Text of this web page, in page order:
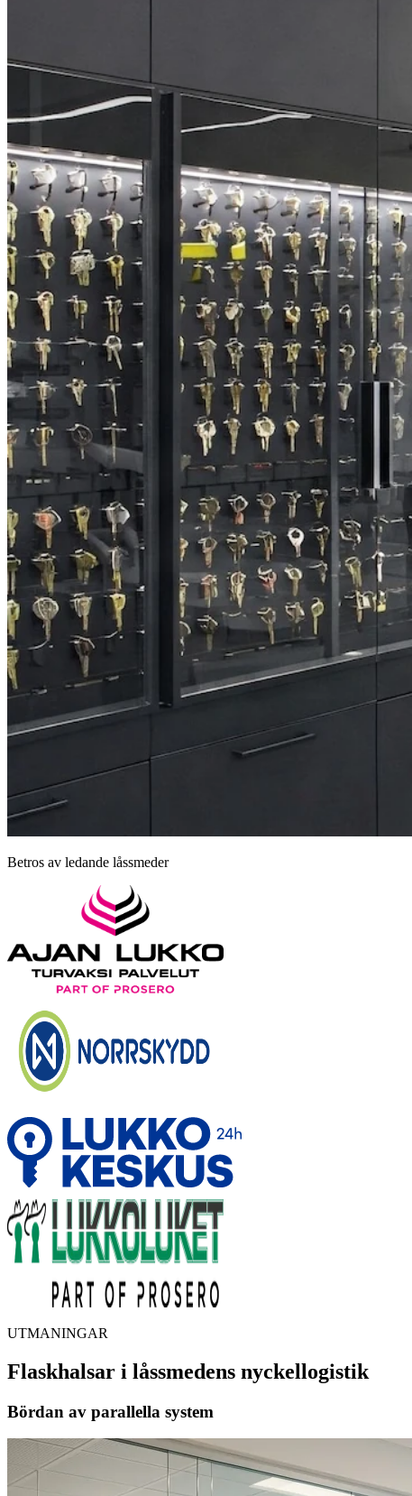
Betros av ledande låssmeder
UTMANINGAR
Flaskhalsar i låssmedens nyckellogistik
Bördan av parallella system